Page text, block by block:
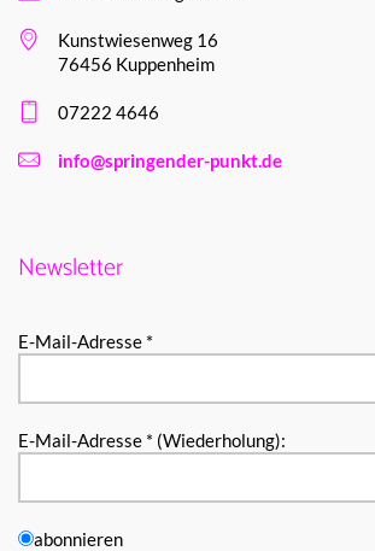
Kunstwiesenweg 16
76456 Kuppenheim
07222 4646
info@springender-punkt.de
Newsletter
E-Mail-Adresse *
E-Mail-Adresse * (Wiederholung):
abonnieren